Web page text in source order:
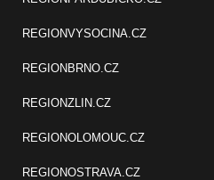
REGIONVYSOCINA.CZ
REGIONBRNO.CZ
REGIONZLIN.CZ
REGIONOLOMOUC.CZ
REGIONOSTRAVA.CZ